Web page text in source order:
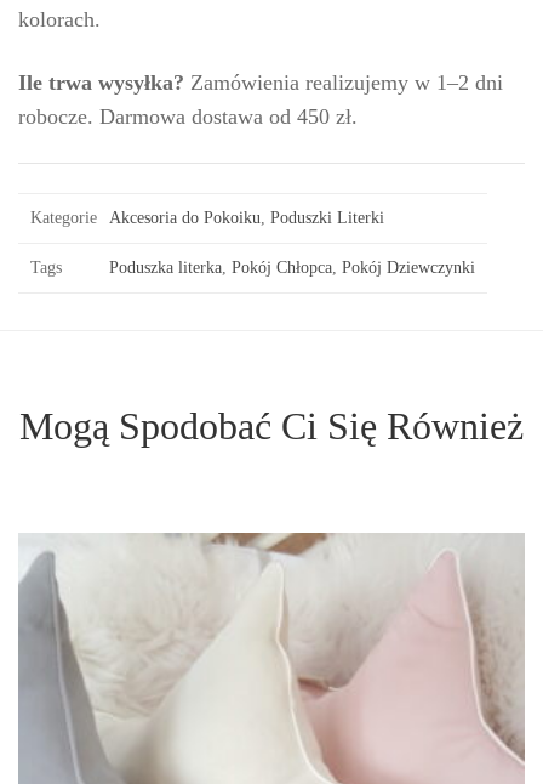
kolorach.
Ile trwa wysyłka? Zamówienia realizujemy w 1–2 dni
robocze. Darmowa dostawa od 450 zł.
Kategorie Akcesoria do Pokoiku Poduszki Literki
Tags Poduszka literka Pokój Chłopca Pokój Dziewczynki
Mogą Spodobać Ci Się Również